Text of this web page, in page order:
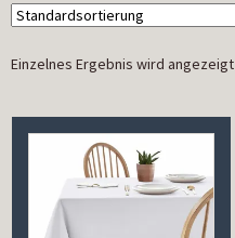
Einzelnes Ergebnis wird angezeigt